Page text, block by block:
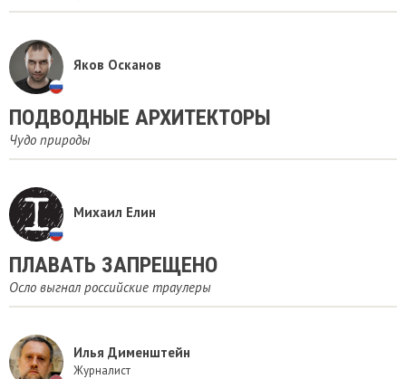
Яков Осканов
ПОДВОДНЫЕ АРХИТЕКТОРЫ
Чудо природы
Михаил Елин
ПЛАВАТЬ ЗАПРЕЩЕНО
Осло выгнал российские траулеры
Илья Дименштейн
Журналист